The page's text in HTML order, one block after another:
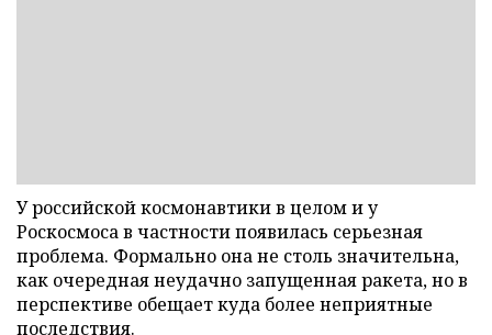
У российской космонавтики в целом и у
Роскосмоса в частности появилась серьезная
проблема. Формально она не столь значительна,
как очередная неудачно запущенная ракета, но в
перспективе обещает куда более неприятные
последствия.